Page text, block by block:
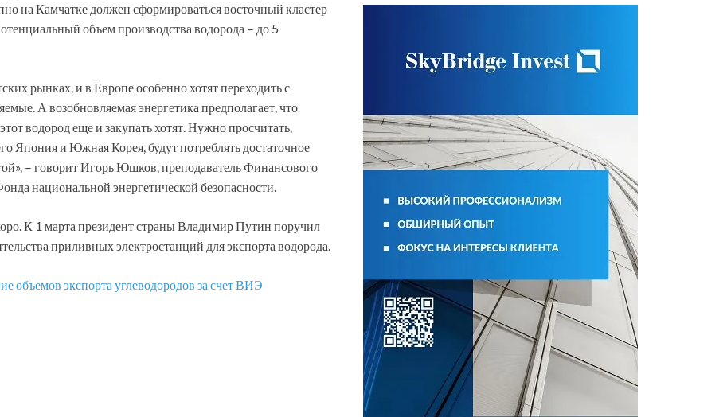
на Камчатке должен сформироваться восточный кластер
объем производства водорода – до 5
рынках, и в Европе особенно хотят переходить с
А возобновляемая энергетика предполагает, что
водород еще и закупать хотят. Нужно просчитать,
Япония и Южная Корея, будут потреблять достаточное
– говорит Игорь Юшков, преподаватель Финансового
национальной энергетической безопасности.
К 1 марта президент страны Владимир Путин поручил
приливных электростанций для экспорта водорода.
объемов экспорта углеводородов за счет ВИЭ